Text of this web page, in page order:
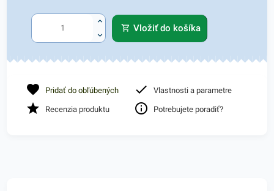
Vložiť do košíka
Pridať do obľúbených Vlastnosti a parametre
Recenzia produktu Potrebujete poradiť?